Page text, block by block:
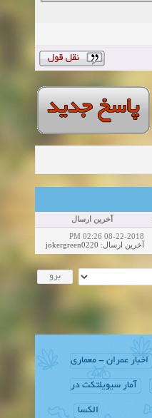
آخرین ارسال
08-22-2018 02:26 PM
آخرین ارسال:
jokergreen0220
اخبار عمران - معماری
آمار سیویلتکت در
الکسا